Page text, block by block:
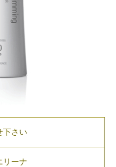
下さい
リーナ